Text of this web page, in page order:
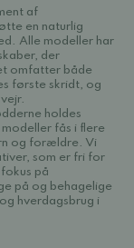
af
en naturlig
Alle modeller har
der
omfatter både
første skridt, og
holdes
fås i flere
og forældre. Vi
som er fri for
på
på og behagelige
hverdagsbrug i